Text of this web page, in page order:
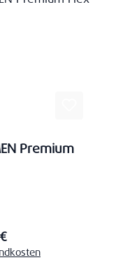
Premium